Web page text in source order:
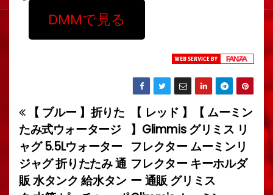
DMMで見る
投
稿
ナ
【 レッド 】【 ムーミン
】Glimmis グリミス リ
フレクター ムーミンリ
フレクター キーホルダ
ー 通販 グリミス
【 ブルー 】折りた
たみ式ウォータージ
ャグ 5.5Lウォーター
ジャグ 折りたたみ 通
販 水タンク 給水タン